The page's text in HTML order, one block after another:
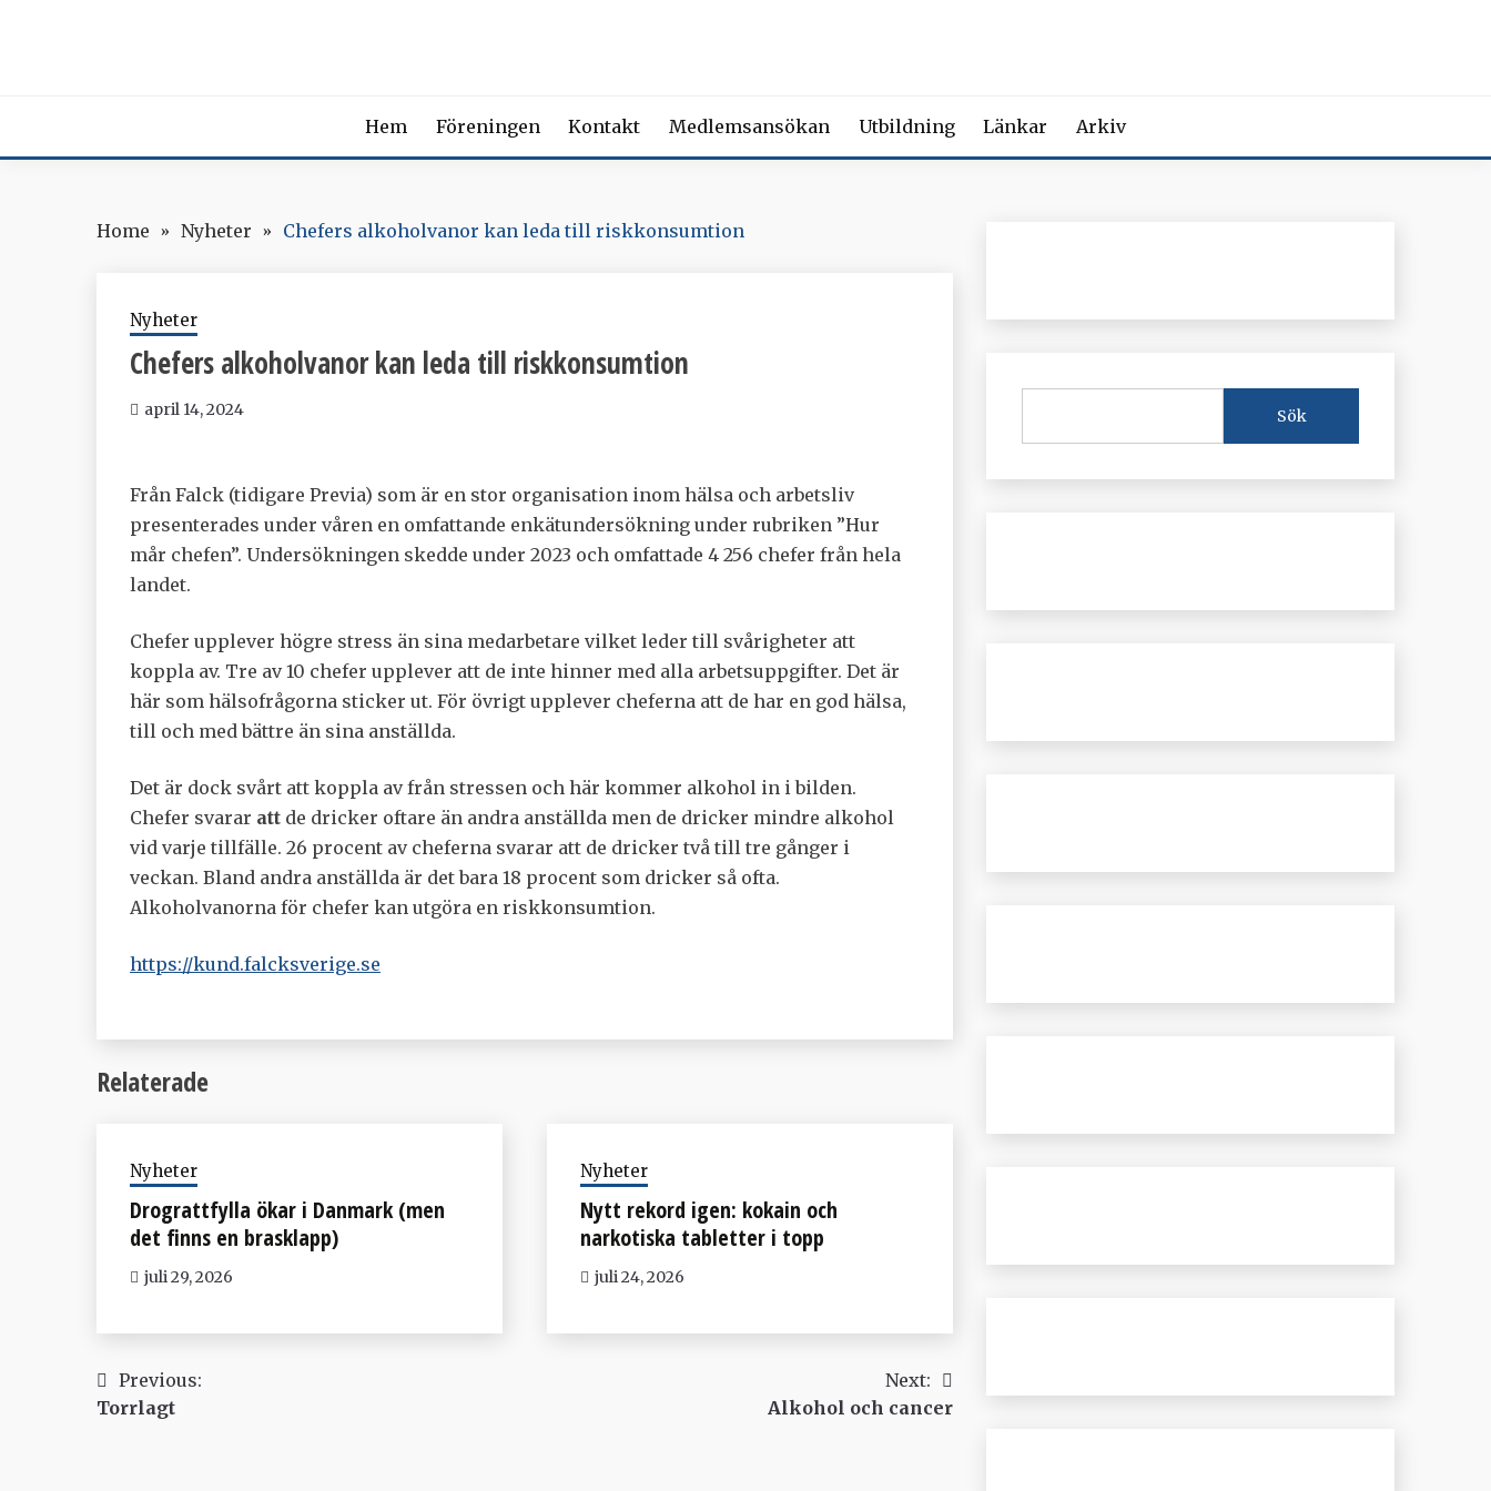
Hem Föreningen Kontakt Medlemsansökan Utbildning Länkar Arkiv
Home Nyheter Chefers alkoholvanor kan leda till riskkonsumtion
Nyheter
Chefers alkoholvanor kan leda till riskkonsumtion
april 14, 2024
Från Falck (tidigare Previa) som är en stor organisation inom hälsa och arbetsliv
presenterades under våren en omfattande enkätundersökning under rubriken ”Hur
mår chefen”. Undersökningen skedde under 2023 och omfattade 4 256 chefer från hela
landet.
Chefer upplever högre stress än sina medarbetare vilket leder till svårigheter att
koppla av. Tre av 10 chefer upplever att de inte hinner med alla arbetsuppgifter. Det är
här som hälsofrågorna sticker ut. För övrigt upplever cheferna att de har en god hälsa,
till och med bättre än sina anställda.
Det är dock svårt att koppla av från stressen och här kommer alkohol in i bilden.
Chefer svarar att de dricker oftare än andra anställda men de dricker mindre alkohol
vid varje tillfälle. 26 procent av cheferna svarar att de dricker två till tre gånger i
veckan. Bland andra anställda är det bara 18 procent som dricker så ofta.
Alkoholvanorna för chefer kan utgöra en riskkonsumtion.
https://kund.falcksverige.se
Relaterade
Nyheter
Drograttfylla ökar i Danmark (men
det finns en brasklapp)
juli 29, 2026
Nyheter
Nytt rekord igen: kokain och
narkotiska tabletter i topp
juli 24, 2026
Inläggsnavigering
Previous:
Torrlagt
Next:
Alkohol och cancer
Sök